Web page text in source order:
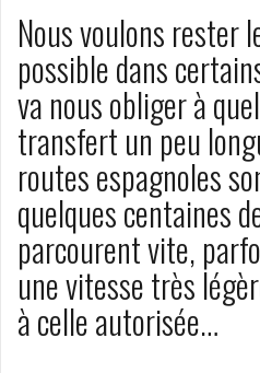
Nous voulons rester
possible dans
va nous obliger à
transfert un peu
routes espagnoles
quelques centaines
parcourent vite,
une vitesse très
à celle autorisée…